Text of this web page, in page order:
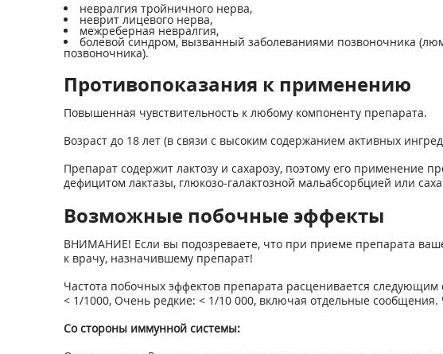
невралгия тройничного нерва,
неврит лицевого нерва,
межреберная невралгия,
болевой синдром, вызванный заболеваниями позвоночника
позвоночника).
Противопоказания к применению
Повышенная чувствительность к любому компоненту препарата.
Возраст до 18 лет (в связи с высоким содержанием активных
Препарат содержит лактозу и сахарозу, поэтому его применение
дефицитом лактазы, глюкозо-галактозной мальабсорбцией или
Возможные побочные эффекты
ВНИМАНИЕ! Если вы подозреваете, что при приеме препарата
к врачу, назначившему препарат!
Частота побочных эффектов препарата расценивается
< 1/1000, Очень редкие: < 1/10 000, включая отдельные
Со стороны иммунной системы: